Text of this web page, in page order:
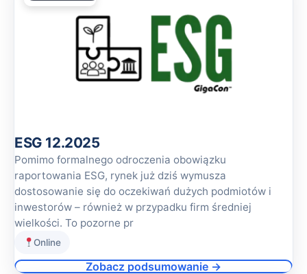
ESG 12.2025
Pomimo formalnego odroczenia obowiązku
raportowania ESG, rynek już dziś wymusza
dostosowanie się do oczekiwań dużych podmiotów i
inwestorów – również w przypadku firm średniej
wielkości. To pozorne pr
Online
Zobacz podsumowanie →